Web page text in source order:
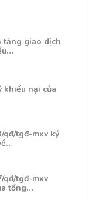
tảng giao dịch
nại của
qđ/tgđ-mxv ký
qđ/tgđ-mxv
tổng…